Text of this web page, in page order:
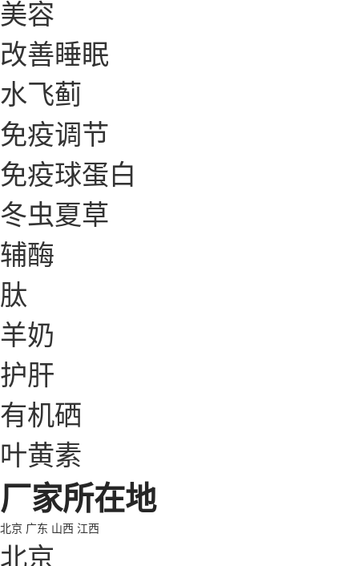
美容
改善睡眠
水飞蓟
免疫调节
免疫球蛋白
冬虫夏草
辅酶
肽
羊奶
护肝
有机硒
叶黄素
厂家所在地
北京 广东 山西 江西
北京